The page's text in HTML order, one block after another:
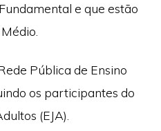
e que estão
Pública de Ensino
os participantes do
(EJA).